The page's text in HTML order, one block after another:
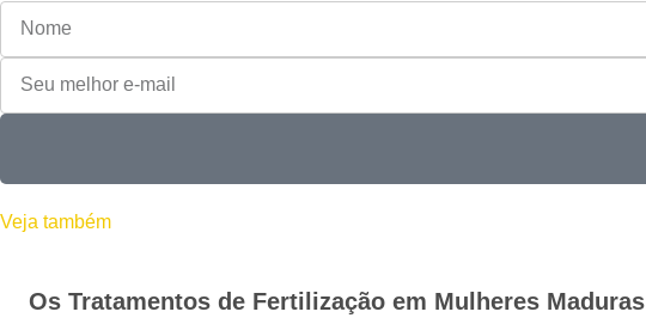
Veja também
Os Tratamentos de Fertilização em Mulheres Maduras